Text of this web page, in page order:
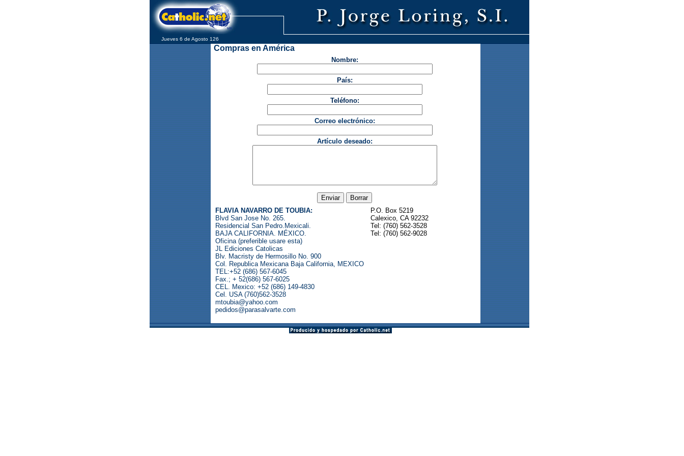
Jueves 6 de Agosto 126
Compras en América
Nombre:
País:
Teléfono:
Correo electrónico:
Artículo deseado:
FLAVIA NAVARRO DE TOUBIA:
Blvd San Jose No. 265.
Residencial San Pedro.Mexicali.
BAJA CALIFORNIA. MÉXICO.
Oficina (preferible usare esta)
JL Ediciones Catolicas
Blv. Macristy de Hermosillo No. 900
Col. Republica Mexicana Baja California, MEXICO
TEL:+52 (686) 567-6045
Fax.; + 52(686) 567-6025
CEL. Mexico: +52 (686) 149-4830
Cel. USA (760)562-3528
mtoubia@yahoo.com
pedidos@parasalvarte.com
P.O. Box 5219
Calexico, CA 92232
Tel: (760) 562-3528
Tel: (760) 562-9028